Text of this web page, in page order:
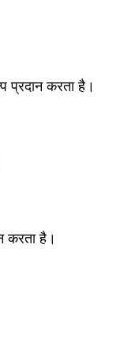
प्रदान करता है।
करता है।